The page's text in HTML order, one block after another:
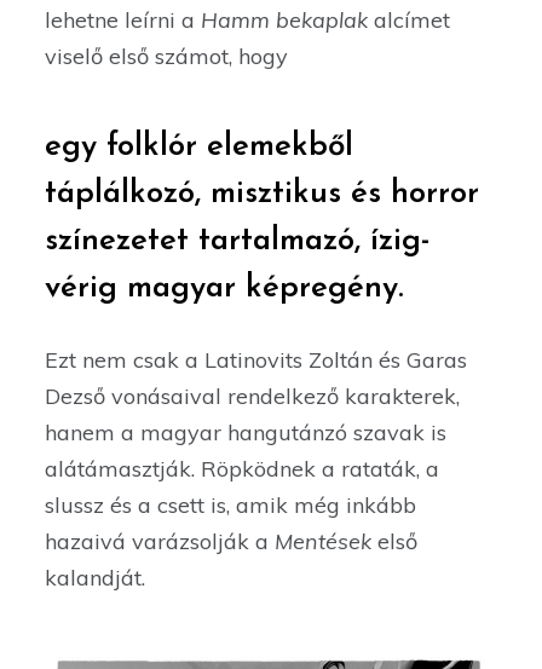
lehetne leírni a Hamm bekaplakalcímet
viselő első számot, hogy
egy folklór elemekből
táplálkozó, misztikus és horror
színezetet tartalmazó, ízig-
vérig magyar képregény.
Ezt nem csak a Latinovits Zoltán és Garas
Dezső vonásaival rendelkező karakterek,
hanem a magyar hangutánzó szavak is
alátámasztják. Röpködnek a rataták, a
slussz és a csett is, amik még inkább
hazaivá varázsolják a Mentések első
kalandját.